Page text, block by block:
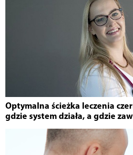
Optymalna ścieżka leczenia
gdzie system działa, a gdzie